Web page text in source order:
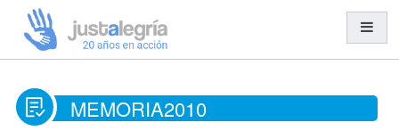
Misión y Visión
MEMORIA2010